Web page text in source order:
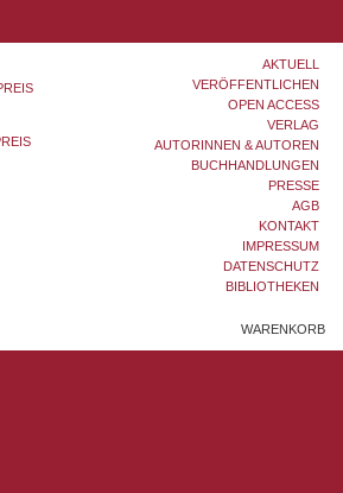
AKTUELL
VERÖFFENTLICHEN
OPEN ACCESS
VERLAG
AUTORINNEN & AUTOREN
BUCHHANDLUNGEN
PRESSE
AGB
KONTAKT
IMPRESSUM
DATENSCHUTZ
BIBLIOTHEKEN
WARENKORB